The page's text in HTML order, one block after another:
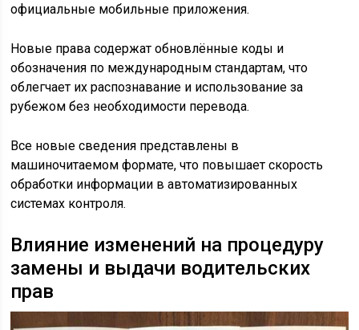
официальные мобильные приложения.
Новые права содержат обновлённые коды и
обозначения по международным стандартам, что
облегчает их распознавание и использование за
рубежом без необходимости перевода.
Все новые сведения представлены в
машиночитаемом формате, что повышает скорость
обработки информации в автоматизированных
системах контроля.
Влияние изменений на процедуру
замены и выдачи водительских
прав